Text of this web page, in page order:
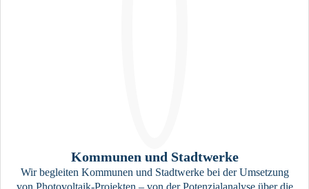
Kommunen und Stadtwerke
Wir begleiten Kommunen und Stadtwerke bei der Umsetzung
von Photovoltaik-Projekten – von der Potenzialanalyse über die